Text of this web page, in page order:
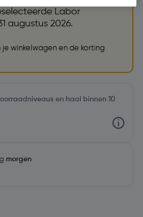
Labor
augustus 2026.
winkelwagen en de korting
en haal binnen 10
morgen